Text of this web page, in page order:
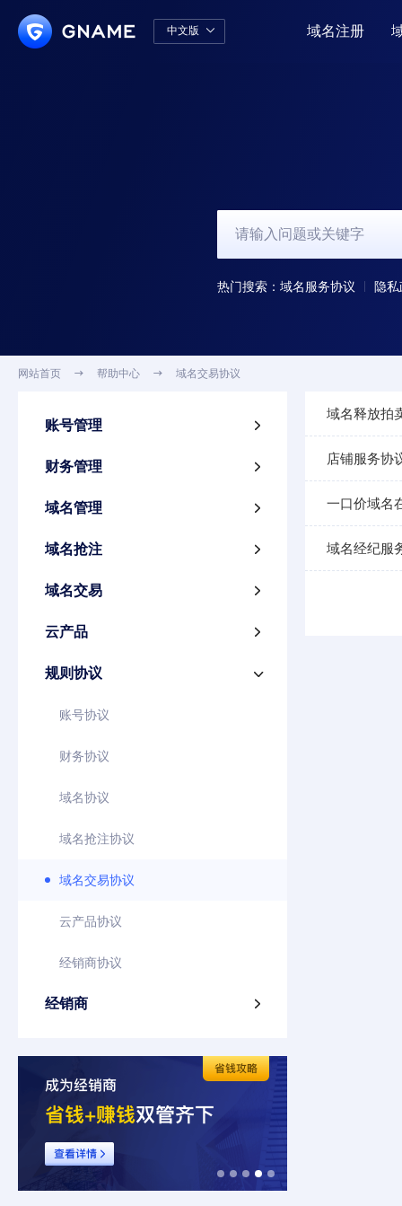
中文版  域名注册
热门搜索： 域名服务协议 隐
网站首页  帮助中心  域名交易协议
账号管理 
财务管理 
域名管理 
域名抢注 
域名交易 
云产品 
规则协议 
账号协议
财务协议
域名协议
域名抢注协议
域名交易协议
云产品协议
经销商协议
经销商 
域名释放拍
店铺服务协
一口价域名
域名经纪服